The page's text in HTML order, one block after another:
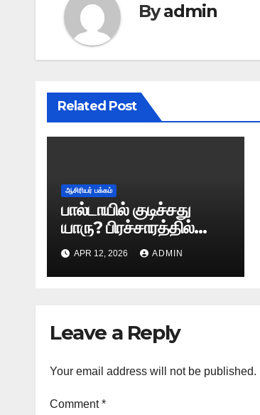
Byadmin
Related Post
ஆசிரியர் பக்கம்
பால்டாயில் குடிச்சது
யாரு? பிரச்சாரத்தில்
உதயநிதியை வம்புக்கு
இழுத்த இபிஎஸ்!
APR 12, 2026 ADMIN
Leave a Reply
Your email address will not be published.
Comment*